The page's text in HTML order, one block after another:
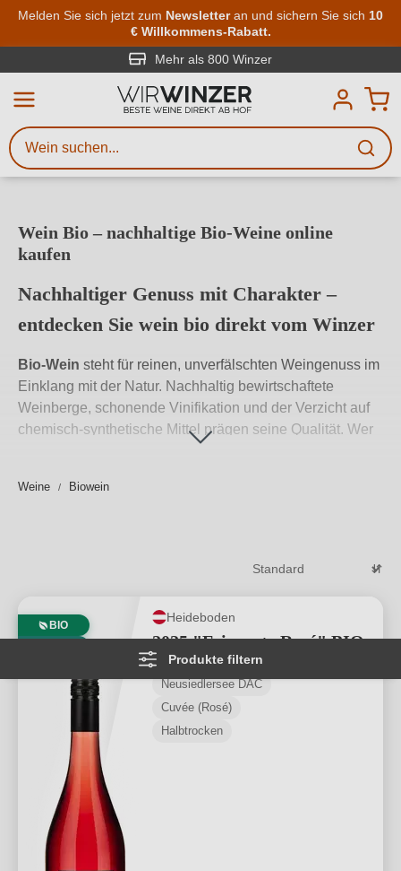
Zum Hauptinhalt springen
Melden Sie sich jetzt zum Newsletteran und sichern Sie sich 10
€ Willkommens-Rabatt.
Mehr als 800 Winzer
Wein Bio – nachhaltige Bio‑Weine online
kaufen
Nachhaltiger Genuss mit Charakter –
entdecken Sie wein bio direkt vom Winzer
Bio-Wein steht für reinen, unverfälschten Weingenuss im
Einklang mit der Natur. Nachhaltig bewirtschaftete
Weinberge, schonende Vinifikation und der Verzicht auf
chemisch‑synthetische Mittel prägen seine Qualität. Wer
Klima und künftigen Generationen. Bei
Weiterlesen
Weine Biowein
Produkte filtern
BIO
Heideboden
2025 "Frizzante Rosé" BIO
Neusiedlersee DAC
Cuvée (Rosé)
Halbtrocken
Weinsuche
Mindestens 3 Zeichen eingeben
Beschreiben Sie, welchen Wein
Sie suchen – ob nach Geschmack,
Kriterien.